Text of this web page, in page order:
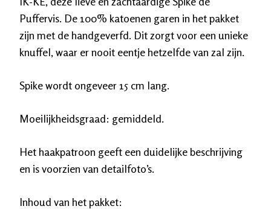
Puffervis. De 100% katoenen garen in het pakket
zijn met de handgeverfd. Dit zorgt voor een unieke
knuffel, waar er nooit eentje hetzelfde van zal zijn.
Spike wordt ongeveer 15 cm lang.
Moeilijkheidsgraad: gemiddeld.
Het haakpatroon geeft een duidelijke beschrijving
en is voorzien van detailfoto’s.
Inhoud van het pakket: